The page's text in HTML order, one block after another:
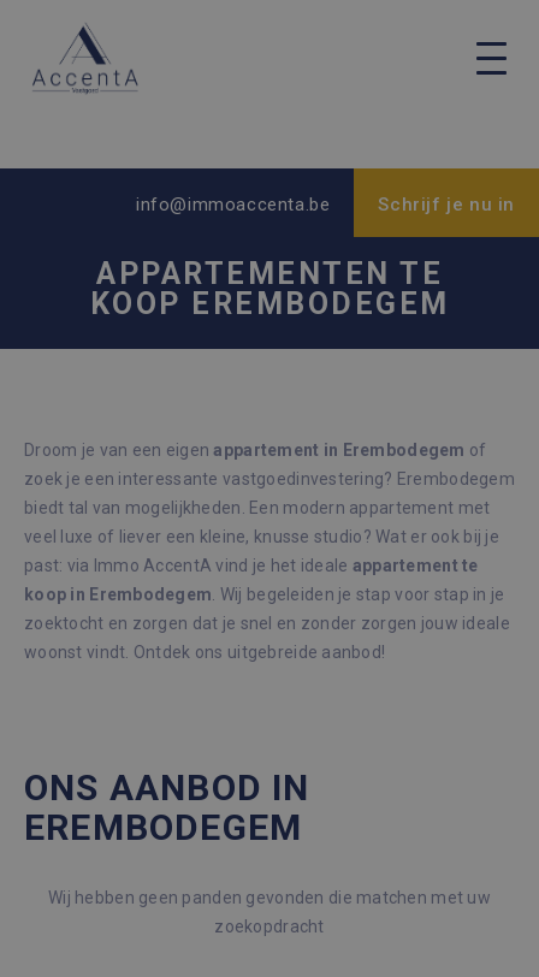
info@immoaccenta.be Schrijf je nu in
APPARTEMENTEN TE
KOOP EREMBODEGEM
Droom je van een eigenappartement in Erembodegem of
zoek je een interessante vastgoedinvestering? Erembodegem
biedt tal van mogelijkheden. Een modern appartement met
veel luxe of liever een kleine, knusse studio? Wat er ook bij je
past: via Immo AccentA vind je het ideale appartement te
koop in Erembodegem . Wij begeleiden je stap voor stap in je
zoektocht en zorgen dat je snel en zonder zorgen jouw ideale
woonst vindt. Ontdek ons uitgebreide aanbod!
ONS AANBOD IN
EREMBODEGEM
Wij hebben geen panden gevonden die matchen met uw
zoekopdracht